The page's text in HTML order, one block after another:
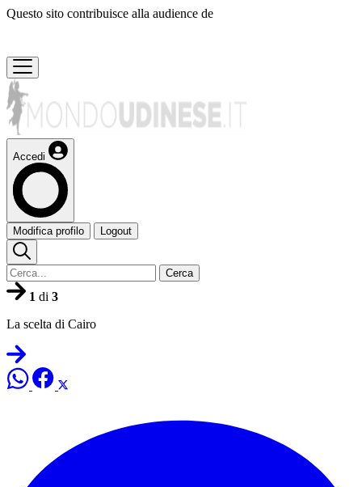
Questo sito contribuisce alla audience de
Accedi
Modifica profilo Logout
Cerca
1 di 3
La scelta di Cairo